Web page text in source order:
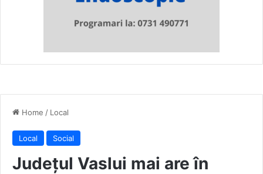
Home / Local
Local Social
Județul Vaslui mai are în